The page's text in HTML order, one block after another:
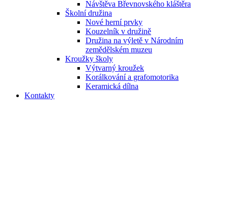
Návštěva Břevnovského kláštěra
Školní družina
Nové herní prvky
Kouzelník v družině
Družina na výletě v Národním
zemědělském muzeu
Kroužky školy
Výtvarný kroužek
Korálkování a grafomotorika
Keramická dílna
Kontakty